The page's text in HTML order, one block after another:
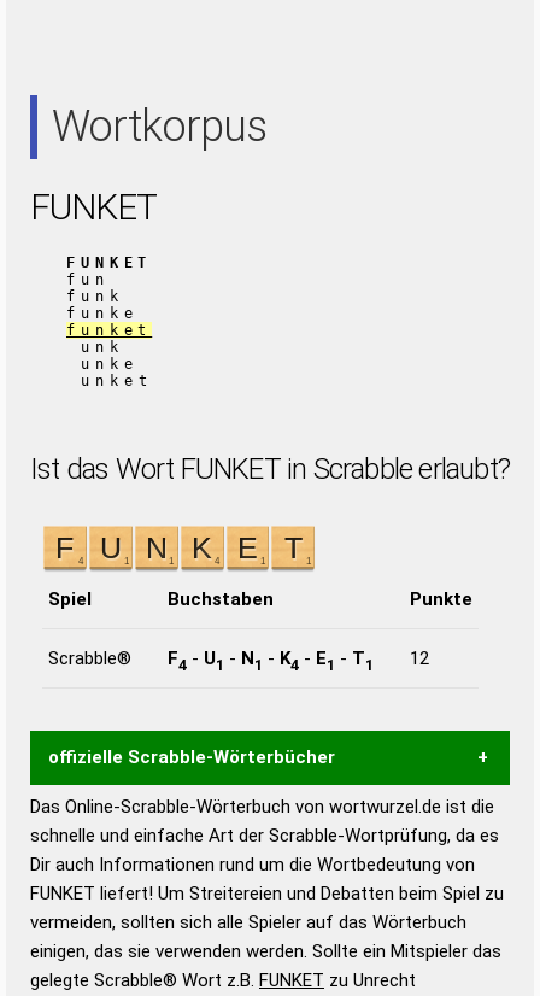
Wortkorpus
FUNKET
FUNKET
fun
funk
funke
funket
unk
unke
unket
Ist das Wort FUNKET in Scrabble erlaubt?
Spiel Buchstaben Punkte
Scrabble® F4 - U1 - N1 - K4 - E1 - T1 12
offizielle Scrabble-Wörterbücher
Wortwurzel liefert mit Hilfe eines semantischen
Wortanalyse-Algorithmus gute Anhaltspunkte zu
Wortbedeutung, Worttrennung und Wortform, um die
Gültigkeit eines Wortes für das Scrabble-Spiel zu
bestimmen!
zugelassene Turnier Scrabble-
Wörterbücher sind:
Das Online-Scrabble-Wörterbuch von wortwurzel.de ist die
schnelle und einfache Art der Scrabble-Wortprüfung, da es
Dir auch Informationen rund um die Wortbedeutung von
FUNKET liefert! Um Streitereien und Debatten beim Spiel zu
vermeiden, sollten sich alle Spieler auf das Wörterbuch
einigen, das sie verwenden werden. Sollte ein Mitspieler das
gelegte Scrabble® Wort z.B. FUNKET zu Unrecht